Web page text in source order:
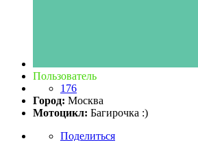
Пользователь
176
Город: Москва
Мотоцикл: Багирочка :)
Поделиться